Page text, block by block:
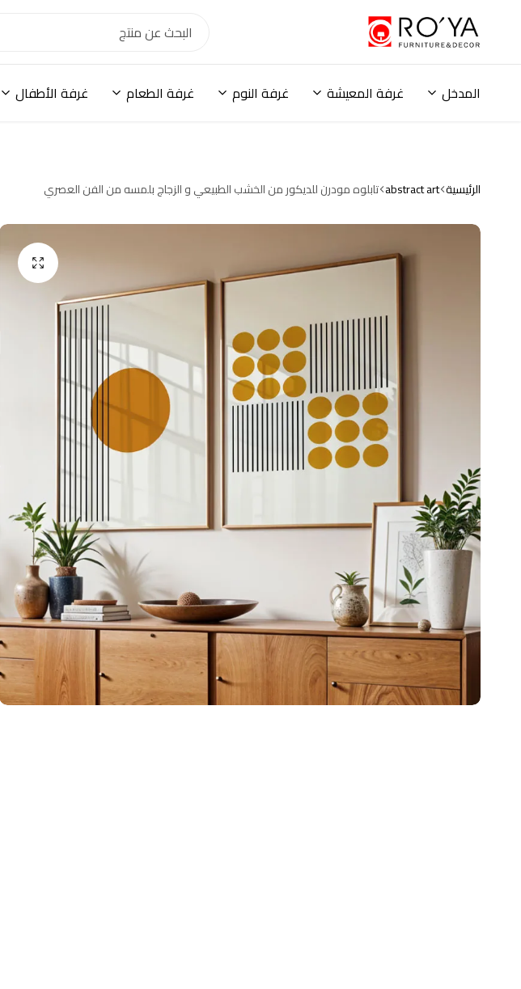
ودواليب
وكنب
وحلول
عصرية
المدخل غرفة المعيشة غرفة النوم غرفة الطعام غرفة الأطفال
الرئيسية abstract art تابلوه مودرن للديكور من الخشب الطبيعي و الزجاج بلمسه من الفن العصري